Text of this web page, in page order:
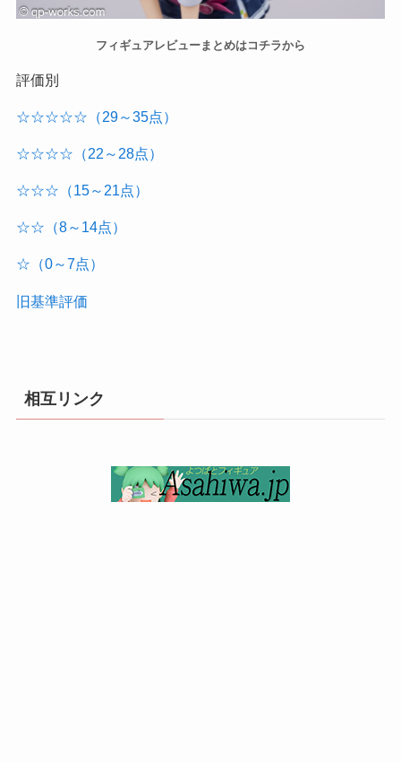
フィギュアレビューまとめはコチラから
評価別
☆☆☆☆☆（29～35点）
☆☆☆☆（22～28点）
☆☆☆（15～21点）
☆☆（8～14点）
☆（0～7点）
旧基準評価
相互リンク